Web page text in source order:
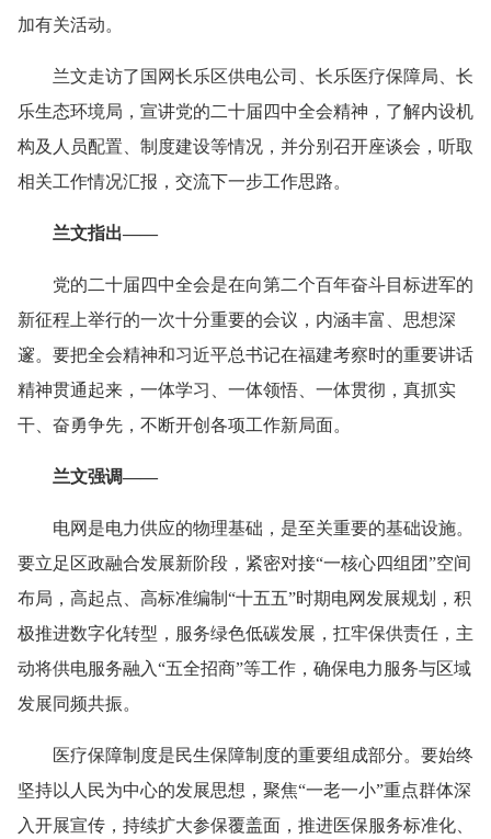
加有关活动。
兰文走访了国网长乐区供电公司、长乐医疗保障局、长
乐生态环境局，宣讲党的二十届四中全会精神，了解内设机
构及人员配置、制度建设等情况，并分别召开座谈会，听取
相关工作情况汇报，交流下一步工作思路。
兰文指出——
党的二十届四中全会是在向第二个百年奋斗目标进军的
新征程上举行的一次十分重要的会议，内涵丰富、思想深
邃。要把全会精神和习近平总书记在福建考察时的重要讲话
精神贯通起来，一体学习、一体领悟、一体贯彻，真抓实
干、奋勇争先，不断开创各项工作新局面。
兰文强调——
电网是电力供应的物理基础，是至关重要的基础设施。
要立足区政融合发展新阶段，紧密对接“一核心四组团”空间
布局，高起点、高标准编制“十五五”时期电网发展规划，积
极推进数字化转型，服务绿色低碳发展，扛牢保供责任，主
动将供电服务融入“五全招商”等工作，确保电力服务与区域
发展同频共振。
医疗保障制度是民生保障制度的重要组成部分。要始终
坚持以人民为中心的发展思想，聚焦“一老一小”重点群体深
入开展宣传，持续扩大参保覆盖面，推进医保服务标准化、